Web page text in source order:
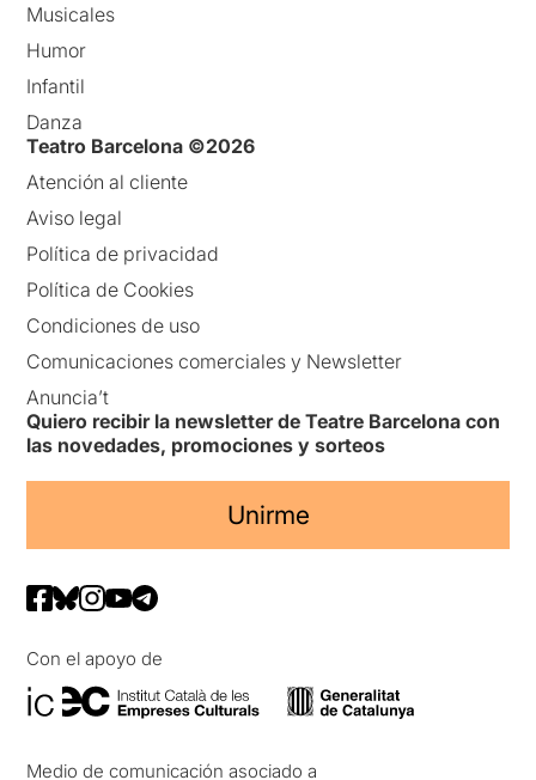
Musicales
Humor
Infantil
Danza
Teatro Barcelona ©2026
Atención al cliente
Aviso legal
Política de privacidad
Política de Cookies
Condiciones de uso
Comunicaciones comerciales y Newsletter
Anuncia’t
Quiero recibir la newsletter de Teatre Barcelona con
las novedades, promociones y sorteos
Unirme
Con el apoyo de
Medio de comunicación asociado a